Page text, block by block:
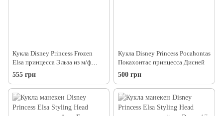
Кукла Disney Princess Frozen
Elsa принцесса Эльза из м/ф
Холодное сердце в платье со
шлейфом
555 грн
Кукла Disney Princess Pocahontas
Покахонтас принцесса Дисней
500 грн